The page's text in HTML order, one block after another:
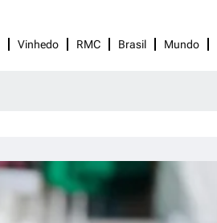
Vinhedo RMC Brasil Mundo